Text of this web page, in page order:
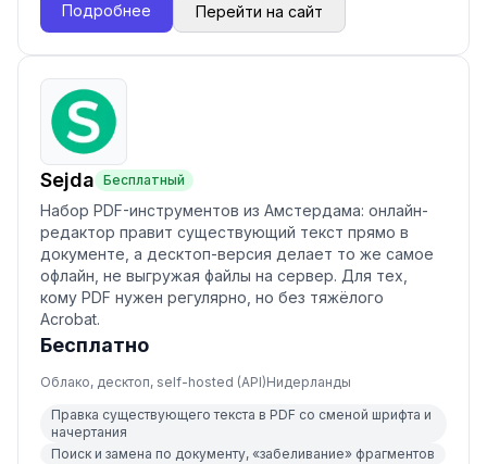
Подробнее Перейти на сайт
Sejda Бесплатный
Набор PDF-инструментов из Амстердама: онлайн-
редактор правит существующий текст прямо в
документе, а десктоп-версия делает то же самое
офлайн, не выгружая файлы на сервер. Для тех,
кому PDF нужен регулярно, но без тяжёлого
Acrobat.
Бесплатно
Облако, десктоп, self-hosted (API)Нидерланды
Правка существующего текста в PDF со сменой шрифта и
начертания
Поиск и замена по документу, «забеливание» фрагментов